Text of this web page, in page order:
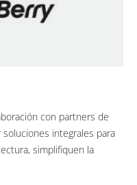
con partners de
integrales para
simplifiquen la